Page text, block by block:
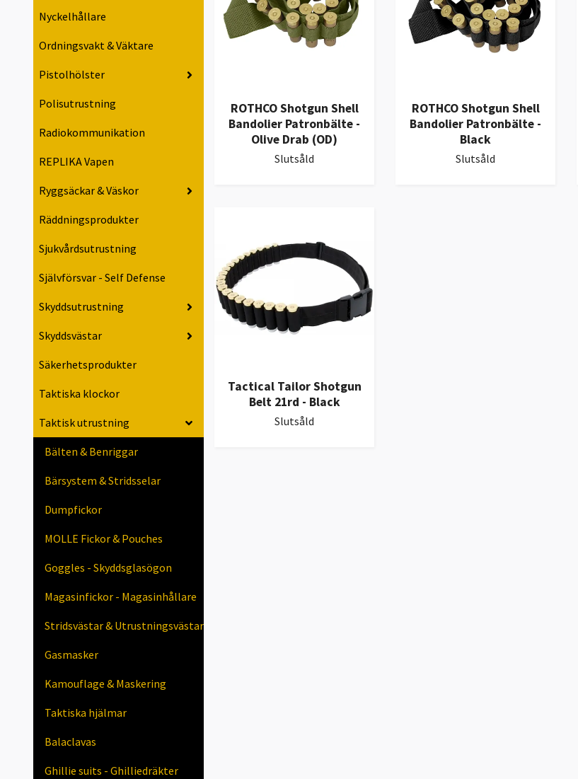
Nyckelhållare
Ordningsvakt & Väktare
Pistolhölster
Polisutrustning
Radiokommunikation
REPLIKA Vapen
Ryggsäckar & Väskor
Räddningsprodukter
Sjukvårdsutrustning
Självförsvar - Self Defense
Skyddsutrustning
Skyddsvästar
Säkerhetsprodukter
Taktiska klockor
Taktisk utrustning
Bälten & Benriggar
Bärsystem & Stridsselar
Dumpfickor
MOLLE Fickor & Pouches
Goggles - Skyddsglasögon
Magasinfickor - Magasinhållare
Stridsvästar & Utrustningsvästar
Gasmasker
Kamouflage & Maskering
Taktiska hjälmar
Balaclavas
Ghillie suits - Ghilliedräkter
ROTHCO Shotgun Shell
Bandolier Patronbälte -
Olive Drab (OD)
Slutsåld
ROTHCO Shotgun Shell
Bandolier Patronbälte -
Black
Slutsåld
Tactical Tailor Shotgun
Belt 21rd - Black
Slutsåld